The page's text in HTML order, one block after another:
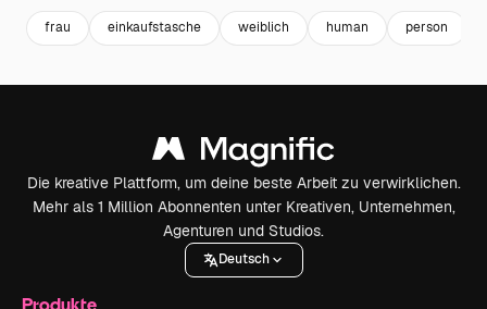
frau einkaufstasche weiblich human person
Die kreative Plattform, um deine beste Arbeit zu verwirklichen.
Mehr als 1 Million Abonnenten unter Kreativen, Unternehmen,
Agenturen und Studios.
Deutsch
Produkte